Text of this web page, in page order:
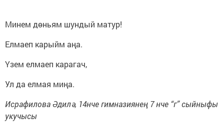
Минем дөньям шундый матур!
Елмаеп карыйм аңа.
Үзем елмаеп карагач,
Ул да елмая миңа.
Исрафилова Әдилә, 14нче гимназиянең 7 нче “г” сыйныфы
укучысы